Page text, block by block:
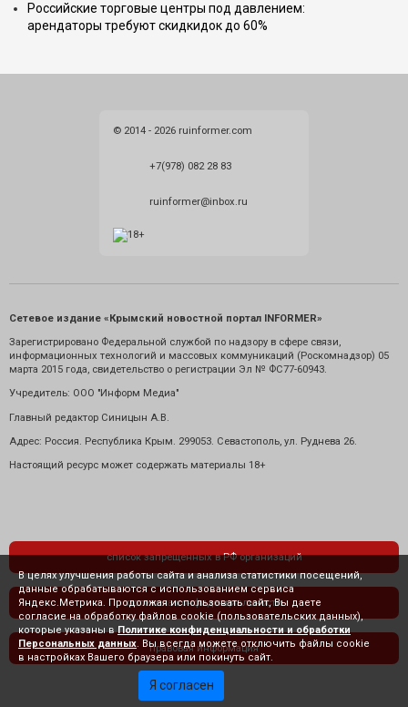
Российские торговые центры под давлением:
арендаторы требуют скидкидок до 60%
© 2014 - 2026 ruinformer.com
+7(978) 082 28 83
ruinformer@inbox.ru
Сетевое издание «Крымский новостной портал INFORMER»
Зарегистрировано Федеральной службой по надзору в сфере связи,
информационных технологий и массовых коммуникаций (Роскомнадзор) 05
марта 2015 года, свидетельство о регистрации Эл № ФС77-60943.
Учредитель: ООО "Информ Медиа"
Главный редактор Синицын А.В.
Адрес: Россия. Республика Крым. 299053. Севастополь, ул. Руднева 26.
Настоящий ресурс может содержать материалы 18+
список запрещенных в РФ организаций
политика конфиденциальности
правовая информация
В целях улучшения работы сайта и анализа статистики посещений,
данные обрабатываются с использованием сервиса
Яндекс.Метрика. Продолжая использовать сайт, Вы даете
согласие на обработку файлов cookie (пользовательских данных),
которые указаны в Политике конфиденциальности и обработки
Персональных данных . Вы всегда можете отключить файлы cookie
в настройках Вашего браузера или покинуть сайт.
Я согласен